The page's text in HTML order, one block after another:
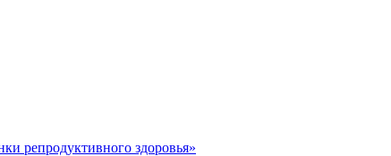
репродуктивного здоровья»